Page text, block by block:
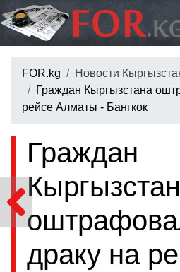
FOR.kg
Новости
Граждан Кыргызстана
рейсе Алматы - Бангкок
Граждан
драку на